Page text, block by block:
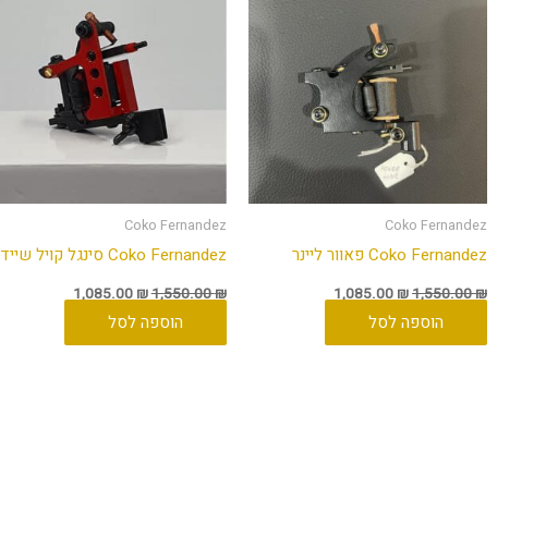
Coko Fernandez
Coko Fernandez פאוור ליינר
1,550.00₪
1,085.00 ₪
הוספה לסל
Coko Fernandez
Coko Fernandez סינגל קויל שיידר
1,550.00₪
1,085.00 ₪
הוספה לסל